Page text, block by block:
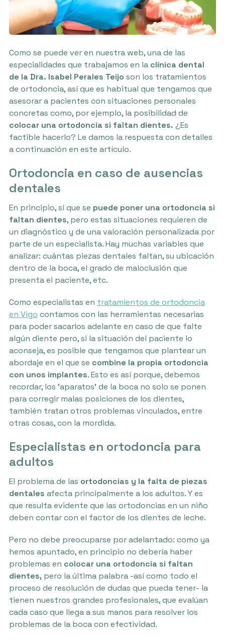
Como se puede ver en nuestra web, una de las
especialidades que trabajamos en la clínica dental
de la Dra. Isabel Perales Teijo son los tratamientos
de ortodoncia, así que es habitual que tengamos que
asesorar a pacientes con situaciones personales
concretas como, por ejemplo, la posibilidad de
colocar una ortodoncia si faltan dientes. ¿Es
factible hacerlo? Le damos la respuesta con detalles
a continuación en este artículo.
Ortodoncia en caso de ausencias
dentales
En principio, sí que se puede poner una ortodoncia si
faltan dientes, pero estas situaciones requieren de
un diagnóstico y de una valoración personalizada por
parte de un especialista. Hay muchas variables que
analizar: cuántas piezas dentales faltan, su ubicación
dentro de la boca, el grado de maloclusión que
presenta el paciente, etc.
Como especialistas en tratamientos de ortodoncia
en Vigo contamos con las herramientas necesarias
para poder sacarlos adelante en caso de que falte
algún diente pero, si la situación del paciente lo
aconseja, es posible que tengamos que plantear un
abordaje en el que se combine la propia ortodoncia
con unos implantes. Esto es así porque, debemos
recordar, los 'aparatos' de la boca no solo se ponen
para corregir malas posiciones de los dientes,
también tratan otros problemas vinculados, entre
otras cosas, con la mordida.
Especialistas en ortodoncia para
adultos
El problema de las ortodoncias y la falta de piezas
dentales afecta principalmente a los adultos. Y es
que resulta evidente que las ortodoncias en un niño
deben contar con el factor de los dientes de leche.
Pero no debe preocuparse por adelantado: como ya
hemos apuntado, en principio no debería haber
problemas en colocar una ortodoncia si faltan
dientes, pero la última palabra -así como todo el
proceso de resolución de dudas que pueda tener- la
tienen nuestros grandes profesionales, que evalúan
cada caso que llega a sus manos para resolver los
problemas de la boca con efectividad.